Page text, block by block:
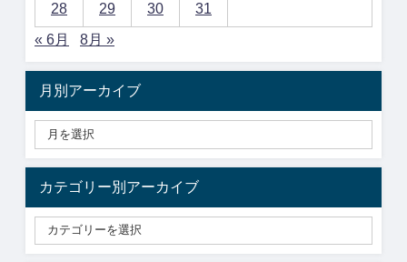
28 29 30
31
« 6月
8月 »
月別アーカイブ
カテゴリー別アーカイブ